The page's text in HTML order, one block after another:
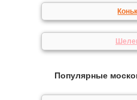
Популярные